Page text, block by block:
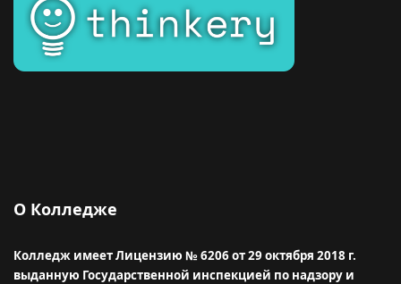
О Колледже
Колледж имеет Лицензию № 6206 от 29 октября 2018 г.
выданную Государственной инспекцией по надзору и